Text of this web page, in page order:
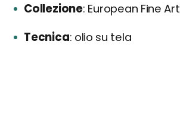
Collezione European Fine Art
Tecnica olio su tela